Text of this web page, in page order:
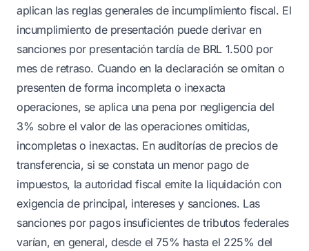
aplican las reglas generales de incumplimiento fiscal. El
incumplimiento de presentación puede derivar en
sanciones por presentación tardía de BRL 1.500 por
mes de retraso. Cuando en la declaración se omitan o
presenten de forma incompleta o inexacta
operaciones, se aplica una pena por negligencia del
3% sobre el valor de las operaciones omitidas,
incompletas o inexactas. En auditorías de precios de
transferencia, si se constata un menor pago de
impuestos, la autoridad fiscal emite la liquidación con
exigencia de principal, intereses y sanciones. Las
sanciones por pagos insuficientes de tributos federales
varían, en general, desde el 75% hasta el 225% del